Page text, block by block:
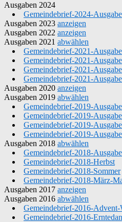
Ausgaben 2024
Gemeindebrief-2024-
Ausgaben 2023 anzeigen
Ausgaben 2022 anzeigen
Ausgaben 2021 abwählen
Gemeindebrief-2021-
Gemeindebrief-2021-
Gemeindebrief-2021-
Gemeindebrief-2021-
Ausgaben 2020 anzeigen
Ausgaben 2019 abwählen
Gemeindebrief-2019-
Gemeindebrief-2019-
Gemeindebrief-2019-
Gemeindebrief-2019-
Ausgaben 2018 abwählen
Gemeindebrief-2018-
Gemeindebrief-2018-Herbst
Gemeindebrief-2018-Sommer
Gemeindebrief-2018-März-
Ausgaben 2017 anzeigen
Ausgaben 2016 abwählen
Gemeindebrief-2016-Advent-
Gemeindebrief-2016-